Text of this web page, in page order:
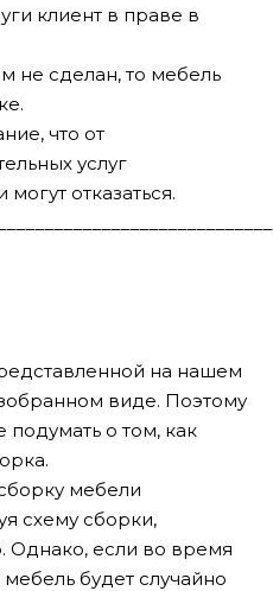
клиент в праве в
не сделан, то мебель
что от
услуг
отказаться.
на нашем
виде. Поэтому
о том, как
мебели
схему сборки,
если во время
будет случайно